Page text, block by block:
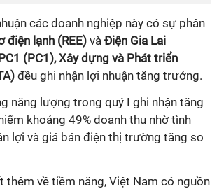
các doanh nghiệp này có sự phân
điện lạnh (REE) và Điện Gia Lai
(PC1), Xây dựng và Phát triển
đều ghi nhận lợi nhuận tăng trưởng.
năng lượng trong quý I ghi nhận tăng
khoảng 49% doanh thu nhờ tình
lợi và giá bán điện thị trường tăng so
thêm về tiềm năng, Việt Nam có nguồn